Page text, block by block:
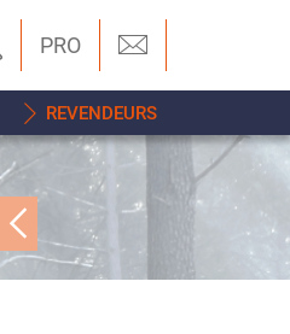
PRO
REVENDEURS